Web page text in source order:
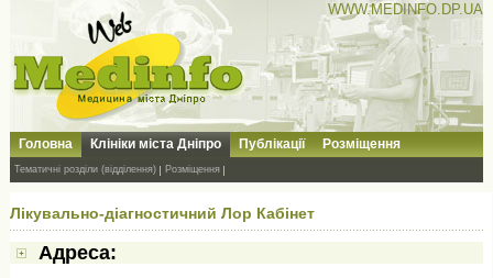
WWW.MEDINFO.DP.UA
Головна Клініки міста Дніпро Публікації Розміщення
Тематичні розділи (відділення) Розміщення
Лікувально-діагностичний Лор Кабінет
Адресa: